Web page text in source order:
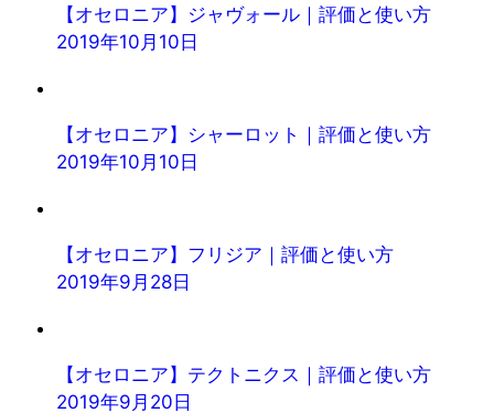
【オセロニア】ジャヴォール｜評価と使い方
2019年10月10日
【オセロニア】シャーロット｜評価と使い方
2019年10月10日
【オセロニア】フリジア｜評価と使い方
2019年9月28日
【オセロニア】テクトニクス｜評価と使い方
2019年9月20日